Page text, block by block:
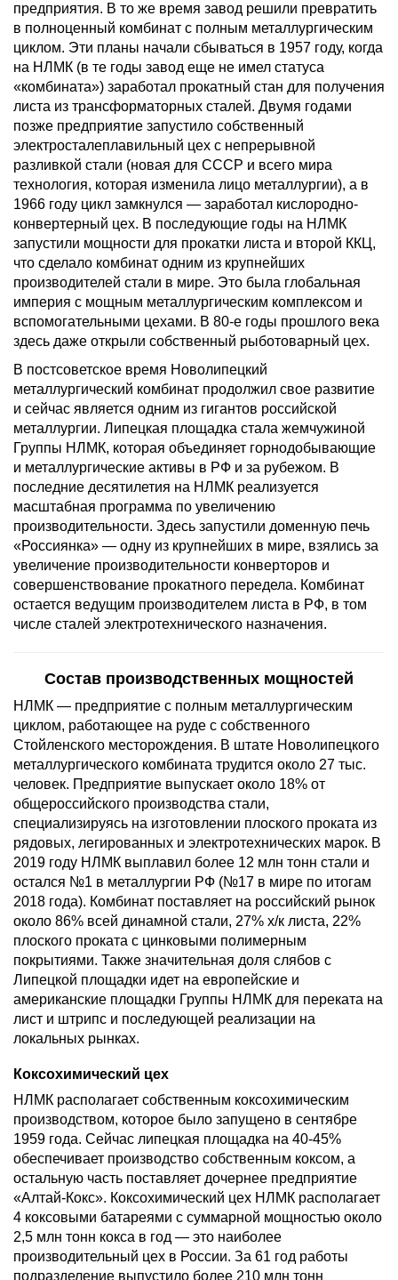
предприятия. В то же время завод решили превратить
в полноценный комбинат с полным металлургическим
циклом. Эти планы начали сбываться в 1957 году, когда
на НЛМК (в те годы завод еще не имел статуса
«комбината») заработал прокатный стан для получения
листа из трансформаторных сталей. Двумя годами
позже предприятие запустило собственный
электросталеплавильный цех с непрерывной
разливкой стали (новая для СССР и всего мира
технология, которая изменила лицо металлургии), а в
1966 году цикл замкнулся — заработал кислородно-
конвертерный цех. В последующие годы на НЛМК
запустили мощности для прокатки листа и второй ККЦ,
что сделало комбинат одним из крупнейших
производителей стали в мире. Это была глобальная
империя с мощным металлургическим комплексом и
вспомогательными цехами. В 80-е годы прошлого века
здесь даже открыли собственный рыботоварный цех.
В постсоветское время Новолипецкий
металлургический комбинат продолжил свое развитие
и сейчас является одним из гигантов российской
металлургии. Липецкая площадка стала жемчужиной
Группы НЛМК, которая объединяет горнодобывающие
и металлургические активы в РФ и за рубежом. В
последние десятилетия на НЛМК реализуется
масштабная программа по увеличению
производительности. Здесь запустили доменную печь
«Россиянка» — одну из крупнейших в мире, взялись за
увеличение производительности конверторов и
совершенствование прокатного передела. Комбинат
остается ведущим производителем листа в РФ, в том
числе сталей электротехнического назначения.
Состав производственных мощностей
НЛМК — предприятие с полным металлургическим
циклом, работающее на руде с собственного
Стойленского месторождения. В штате Новолипецкого
металлургического комбината трудится около 27 тыс.
человек. Предприятие выпускает около 18% от
общероссийского производства стали,
специализируясь на изготовлении плоского проката из
рядовых, легированных и электротехнических марок. В
2019 году НЛМК выплавил более 12 млн тонн стали и
остался №1 в металлургии РФ (№17 в мире по итогам
2018 года). Комбинат поставляет на российский рынок
около 86% всей динамной стали, 27% х/к листа, 22%
плоского проката с цинковыми полимерным
покрытиями. Также значительная доля слябов с
Липецкой площадки идет на европейские и
американские площадки Группы НЛМК для переката на
лист и штрипс и последующей реализации на
локальных рынках.
Коксохимический цех
НЛМК располагает собственным коксохимическим
производством, которое было запущено в сентябре
1959 года. Сейчас липецкая площадка на 40-45%
обеспечивает производство собственным коксом, а
остальную часть поставляет дочернее предприятие
«Алтай-Кокс». Коксохимический цех НЛМК располагает
4 коксовыми батареями с суммарной мощностью около
2,5 млн тонн кокса в год — это наиболее
производительный цех в России. За 61 год работы
подразделение выпустило более 210 млн тонн